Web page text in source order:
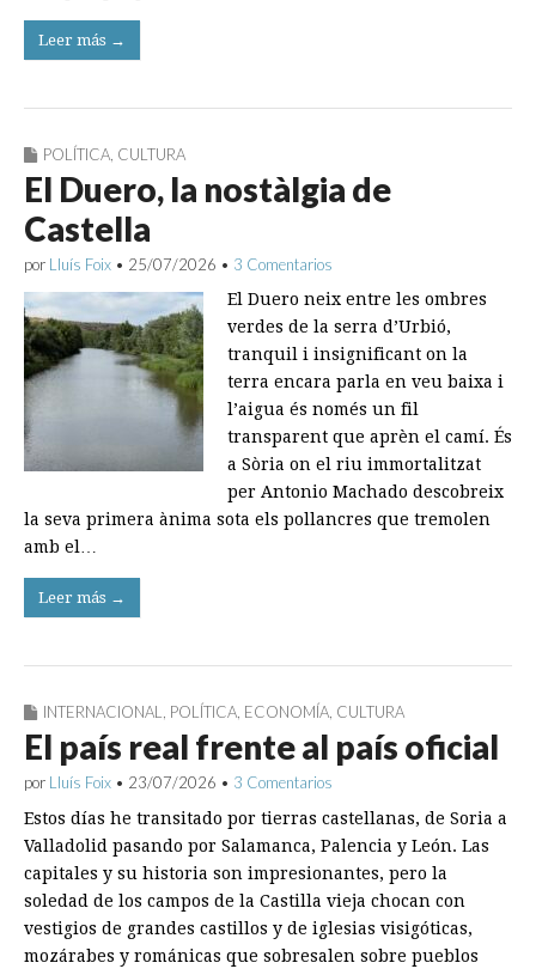
Leer más →
POLÍTICA CULTURA
El Duero, la nostàlgia de
Castella
por Lluís Foix • 25/07/2026 • 3 Comentarios
El Duero neix entre les ombres
verdes de la serra d’Urbió,
tranquil i insignificant on la
terra encara parla en veu baixa i
l’aigua és només un fil
transparent que aprèn el camí. És
a Sòria on el riu immortalitzat
per Antonio Machado descobreix
la seva primera ànima sota els pollancres que tremolen
amb el…
Leer más →
INTERNACIONAL, POLÍTICA, ECONOMÍA, CULTURA
El país real frente al país oficial
por Lluís Foix • 23/07/2026 • 3 Comentarios
Estos días he transitado por tierras castellanas, de Soria a
Valladolid pasando por Salamanca, Palencia y León. Las
capitales y su historia son impresionantes, pero la
soledad de los campos de la Castilla vieja chocan con
vestigios de grandes castillos y de iglesias visigóticas,
mozárabes y románicas que sobresalen sobre pueblos